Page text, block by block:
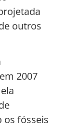
outros
2007
os fósseis